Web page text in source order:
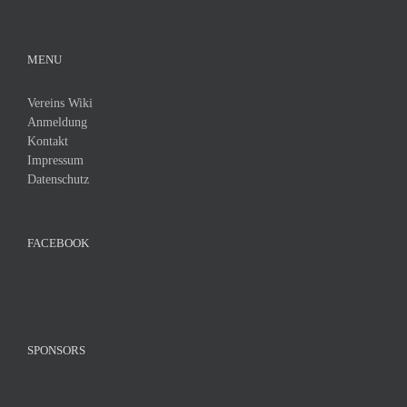
MENU
Vereins Wiki
Anmeldung
Kontakt
Impressum
Datenschutz
FACEBOOK
SPONSORS